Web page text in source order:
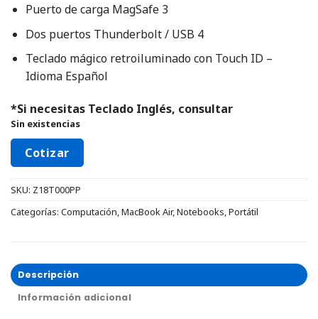
Puerto de carga MagSafe 3
Dos puertos Thunderbolt / USB 4
Teclado mágico retroiluminado con Touch ID –
Idioma Español
*Si necesitas Teclado Inglés, consultar
Sin existencias
Cotizar
SKU: Z18T000PP
Categorías: Computación,MacBook Air,Notebooks,Portátil
Descripción
Información adicional